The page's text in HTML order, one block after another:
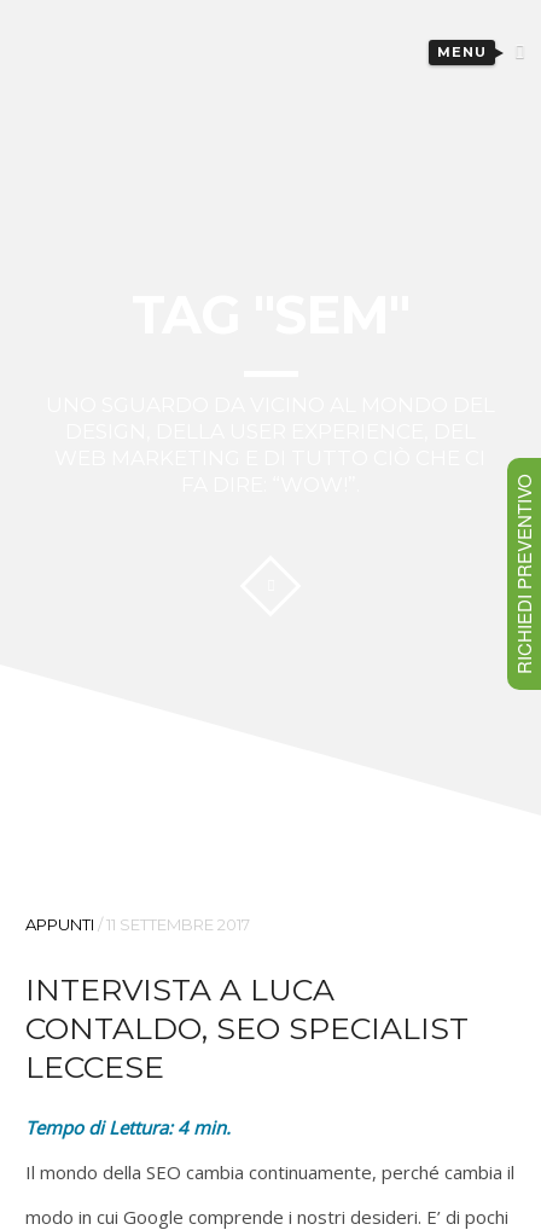
MENU
APPUNTI /11 SETTEMBRE 2017
INTERVISTA A LUCA
CONTALDO, SEO SPECIALIST
LECCESE
Tempo di Lettura:4 min.
Il mondo della SEO cambia continuamente, perché cambia il
modo in cui Google comprende i nostri desideri. E’ di pochi
RICHIEDI PREVENTIVO